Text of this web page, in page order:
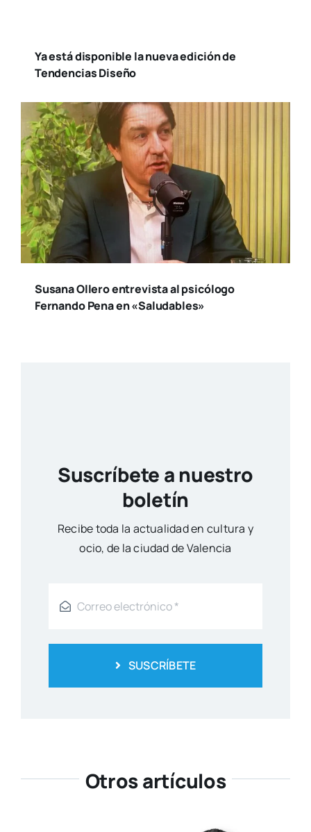
Ya está disponible la nueva edición de
Tendencias Diseño
Susana Ollero entrevista al psicólogo
Fernando Pena en «Saludables»
Suscríbete a nuestro
Reci­be toda la actua­li­dad en cul­tu­ra y